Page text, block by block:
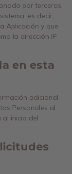
por terceros,
es decir,
Aplicación y que
la dirección IP
en esta
adicional
Personales al
al inicio del